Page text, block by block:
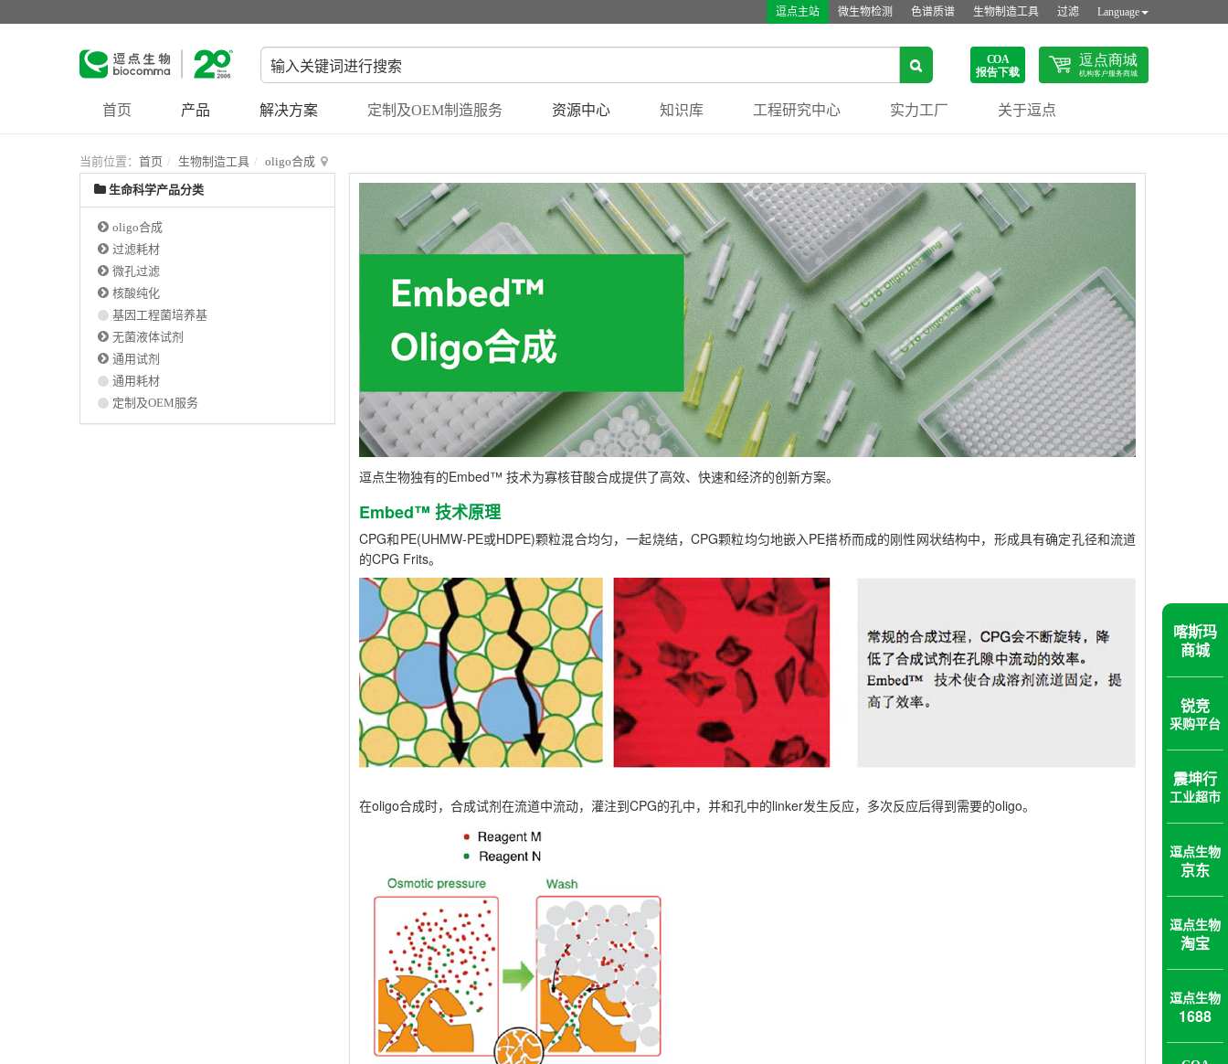
逗点主站 微生物检测 色谱质谱 生物制造工具 过滤 Language
首页 产品 解决方案 定制及OEM制造服务 资源中心 知识库 工程研究中心 实力工厂 关于逗点
当前位置： 首页 生物制造工具 oligo合成
生命科学产品分类
oligo合成
过滤耗材
微孔过滤
核酸纯化
基因工程菌培养基
无菌液体试剂
通用试剂
通用耗材
定制及OEM服务
逗点生物独有的Embed™ 技术为寡核苷酸合成提供了高效、快速和经济的创新方案。
Embed™ 技术原理
CPG和PE(UHMW-PE或HDPE)颗粒混合均匀，一起烧结，CPG颗粒均匀地嵌入PE搭桥而成的刚性网状结构中，形成具有确定孔径和流道
的CPG Frits。
在oligo合成时，合成试剂在流道中流动，灌注到CPG的孔中，并和孔中的linker发生反应，多次反应后得到需要的oligo。
喀斯玛
商城
锐竞
采购平台
震坤行
工业超市
逗点生物
京东
逗点生物
淘宝
逗点生物
1688